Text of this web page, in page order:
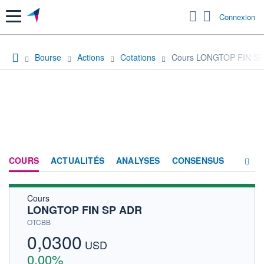
Menu Connexion
Bourse Actions Cotations Cours LONGTOP FIN
COURS ACTUALITÉS ANALYSES CONSENSUS
Cours
LONGTOP FIN SP ADR
OTCBB
0,0300 USD
0,00%